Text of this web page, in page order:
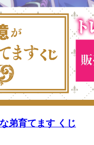
弟育てます くじ